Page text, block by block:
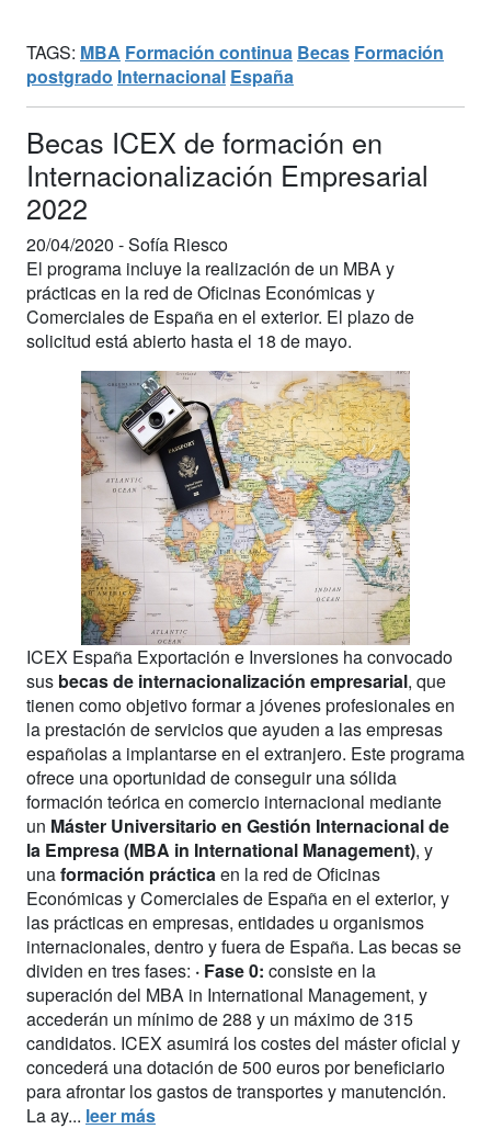
TAGS: MBA Formación continua Becas Formación
postgrado Internacional España
Becas ICEX de formación en
Internacionalización Empresarial
2022
20/04/2020 -Sofía Riesco
El programa incluye la realización de un MBA y
prácticas en la red de Oficinas Económicas y
Comerciales de España en el exterior. El plazo de
solicitud está abierto hasta el 18 de mayo.
ICEX España Exportación e Inversiones ha convocado
sus becas de internacionalización empresarial, que
tienen como objetivo formar a jóvenes profesionales en
la prestación de servicios que ayuden a las empresas
españolas a implantarse en el extranjero. Este programa
ofrece una oportunidad de conseguir una sólida
formación teórica en comercio internacional mediante
un Máster Universitario en Gestión Internacional de
la Empresa (MBA in International Management), y
unaformación práctica en la red de Oficinas
Económicas y Comerciales de España en el exterior, y
las prácticas en empresas, entidades u organismos
internacionales, dentro y fuera de España. Las becas se
dividen en tres fases: · Fase 0: consiste en la
superación del MBA in International Management, y
accederán un mínimo de 288 y un máximo de 315
candidatos. ICEX asumirá los costes del máster oficial y
concederá una dotación de 500 euros por beneficiario
para afrontar los gastos de transportes y manutención.
La ay... leer más